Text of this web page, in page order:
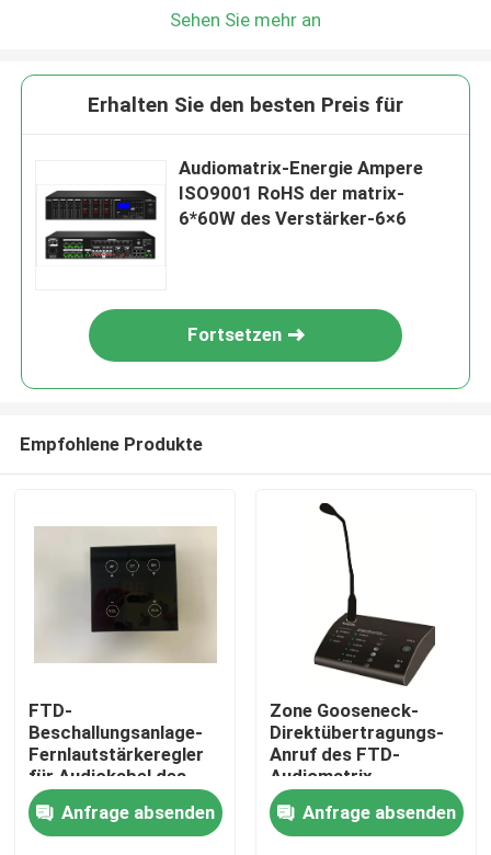
Haus
Produkte
Sehen Sie mehr an
Erhalten Sie den besten Preis für
Audiomatrix-Energie Ampere
ISO9001 RoHS der matrix-
6*60W des Verstärker-6×6
Fortsetzen
Empfohlene Produkte
FTD-
Beschallungsanlage-
Fernlautstärkeregler
für Audiokabel des
matrix-Verstärker-
RS485Anfrage absenden
Zone Gooseneck-
Direktübertragungs-
Anruf des FTD-
Audiomatrix-
Verstärker-Schwarz-
6, der Mikrofon-
Schwarzes paginiert
Anfrage absenden